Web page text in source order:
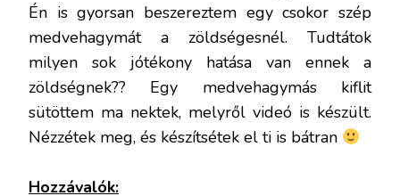
Én is gyorsan beszereztem egy csokor szép
medvehagymát a zöldségesnél. Tudtátok
milyen sok jótékony hatása van ennek a
zöldségnek?? Egy medvehagymás kiflit
sütöttem ma nektek, melyről videó is készült.
Nézzétek meg, és készítsétek el ti is bátran
Hozzávalók: